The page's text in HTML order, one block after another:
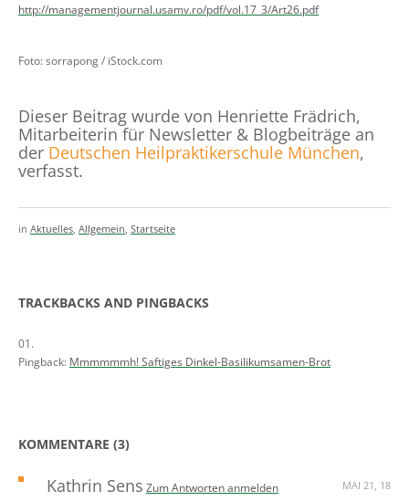
http://managementjournal.usamv.ro/pdf/vol.17_3/Art26.pdf
Foto: sorrapong / iStock.com
Dieser Beitrag wurde von Henriette Frädrich,
Mitarbeiterin für Newsletter & Blogbeiträge an
der Deutschen Heilpraktikerschule München,
verfasst.
in Aktuelles Allgemein Startseite
TRACKBACKS AND PINGBACKS
Pingback: Mmmmmmh! Saftiges Dinkel-Basilikumsamen-Brot
KOMMENTARE (3)
Kathrin Sens Zum Antworten anmelden MAI 21, 18